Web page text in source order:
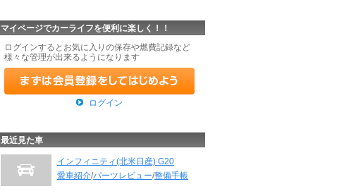
マイページでカーライフを便利に楽しく！！
ログインするとお気に入りの保存や燃費記録など
様々な管理が出来るようになります
ログイン
最近見た車
インフィニティ(北米日産) G20
愛車紹介/パーツレビュー/整備手帳